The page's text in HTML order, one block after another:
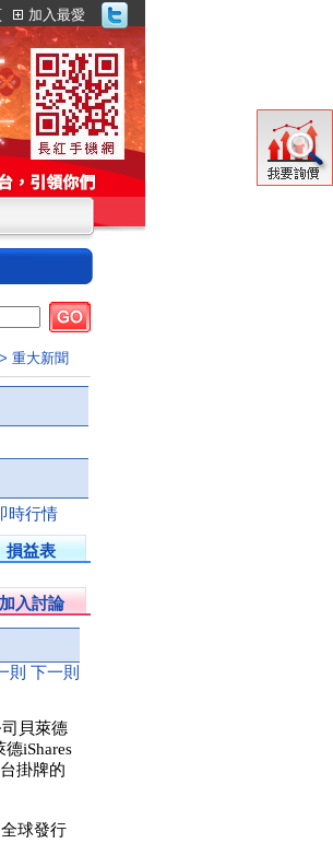
加入最愛
> 重大新聞
時行情
損益表
加入討論
則 下一則
貝萊德
iShares
掛牌的
球發行